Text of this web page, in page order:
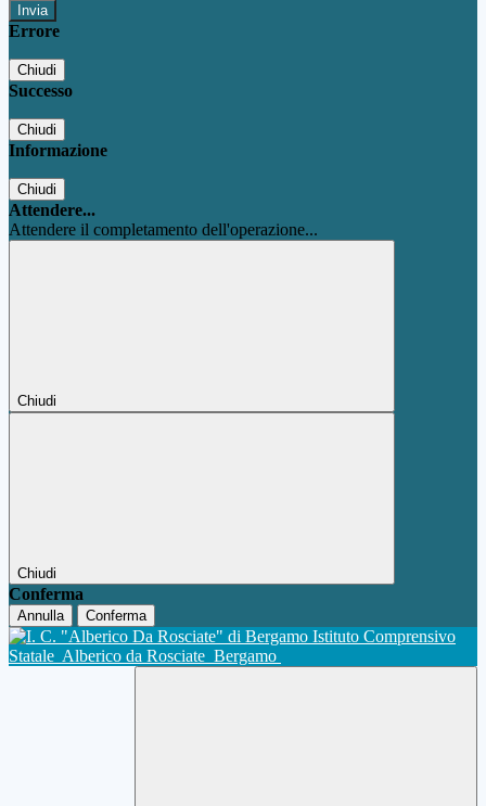
Errore
Chiudi
Successo
Chiudi
Informazione
Chiudi
Attendere...
Attendere il completamento dell'operazione...
Chiudi
Chiudi
Conferma
Annulla Conferma
Istituto Comprensivo
Statale Alberico da Rosciate Bergamo